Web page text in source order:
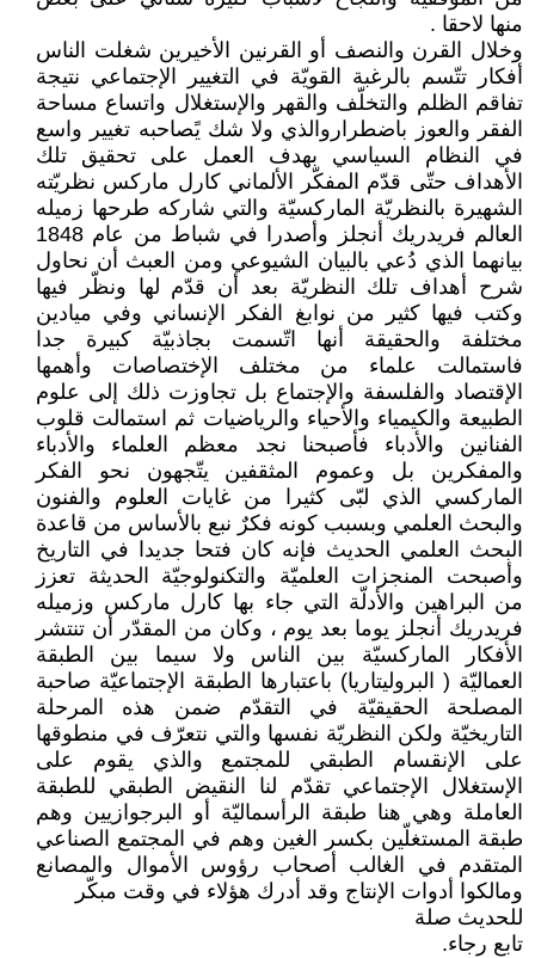
منها لاحقا .
وخلال القرن والنصف أو القرنين الأخيرين شغلت الناس
أفكار تتّسم بالرغبة القويّة في التغيير الإجتماعي نتيجة
تفاقم الظلم والتخلّف والقهر والإستغلال واتساع مساحة
الفقر والعوز باضطراروالذي ولا شك يًصاحبه تغيير واسع
في النظام السياسي بهدف العمل على تحقيق تلك
الأهداف حتّى قدّم المفكّر الألماني كارل ماركس نظريّته
الشهيرة بالنظريّة الماركسيّة والتي شاركه طرحها زميله
العالم فريدريك أنجلز وأصدرا في شباط من عام 1848
بيانهما الذي دُعي بالبيان الشيوعي ومن العبث أن نحاول
شرح أهداف تلك النظريّة بعد أن قدّم لها ونظّر فيها
وكتب فيها كثير من نوابغ الفكر الإنساني وفي ميادين
مختلفة والحقيقة أنها اتّسمت بجاذبيّة كبيرة جدا
فاستمالت علماء من مختلف الإختصاصات وأهمها
الإقتصاد والفلسفة والإجتماع بل تجاوزت ذلك إلى علوم
الطبيعة والكيمياء والأحياء والرياضيات ثم استمالت قلوب
الفنانين والأدباء فأصبحنا نجد معظم العلماء والأدباء
والمفكرين بل وعموم المثقفين يتّجهون نحو الفكر
الماركسي الذي لبّى كثيرا من غايات العلوم والفنون
والبحث العلمي وبسبب كونه فكرٌ نبع بالأساس من قاعدة
البحث العلمي الحديث فإنه كان فتحا جديدا في التاريخ
وأصبحت المنجزات العلميّة والتكنولوجيّة الحديثة تعزز
من البراهين والأدلّة التي جاء بها كارل ماركس وزميله
فريدريك أنجلز يوما بعد يوم ، وكان من المقدّر أن تنتشر
الأفكار الماركسيّة بين الناس ولا سيما بين الطبقة
العماليّة ( البروليتاريا) باعتبارها الطبقة الإجتماعيّة صاحبة
المصلحة الحقيقيّة في التقدّم ضمن هذه المرحلة
التاريخيّة ولكن النظريّة نفسها والتي نتعرّف في منطوقها
على الإنقسام الطبقي للمجتمع والذي يقوم على
الإستغلال الإجتماعي تقدّم لنا النقيض الطبقي للطبقة
العاملة وهي هنا طبقة الرأسماليّة أو البرجوازيين وهم
طبقة المستغلّين بكسر الغين وهم في المجتمع الصناعي
المتقدم في الغالب أصحاب رؤوس الأموال والمصانع
ومالكوا أدوات الإنتاج وقد أدرك هؤلاء في وقت مبكّر
للحديث صلة
تابع رجاء.